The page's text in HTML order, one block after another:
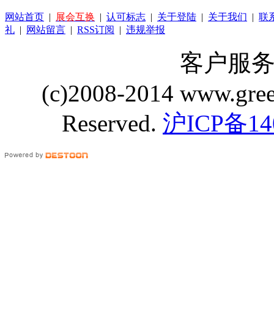
网站首页 | 展会互换 | 认可标志 | 关于登陆 | 关于我们 | 联
礼 | 网站留言 | RSS订阅 | 违规举报
客户服
(c)2008-2014
Reserved. 沪ICP备